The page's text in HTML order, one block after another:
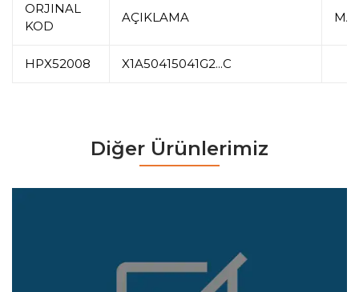
ORJINAL
KOD
AÇIKLAMA
HPX52008 X1A50415041G2...C
Diğer Ürünlerimiz